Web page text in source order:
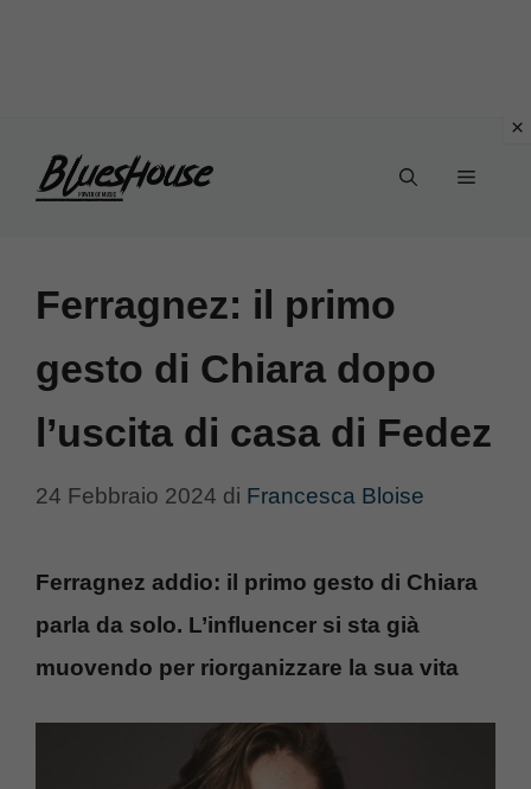
Menu
Ferragnez: il primo
gesto di Chiara dopo
l’uscita di casa di Fedez
24 Febbraio 2024 di Francesca Bloise
Ferragnez addio: il primo gesto di Chiara
parla da solo. L’influencer si sta già
muovendo per riorganizzare la sua vita